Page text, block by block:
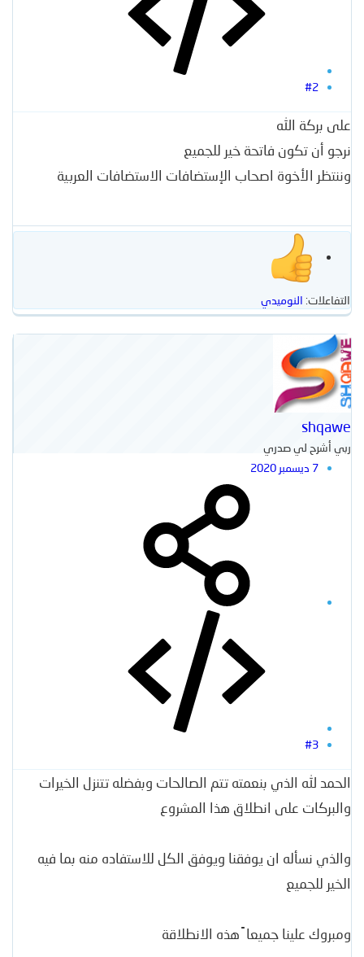
#2
على بركة الله
نرجو أن تكون فاتحة خير للجميع
وننتظر الأخوة اصحاب الإستضافات الاستضافات العربية
التفاعلات: النوميدي
shqawe
ربي أشرح لي صدري
7 ديسمبر 2020
#3
الحمد لله الذي بنعمته تتم الصالحات وبفضله تتنزل الخيرات
والبركات على انطلاق هذا المشروع
والذي نسأله ان يوفقنا ويوفق الكل للاستفاده منه بما فيه
الخير للجميع
ومبروك علينا جميعا ً هذه اﻻنطلاقة